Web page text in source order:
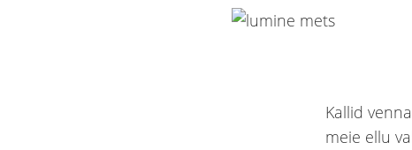
Kallid
meie ellu